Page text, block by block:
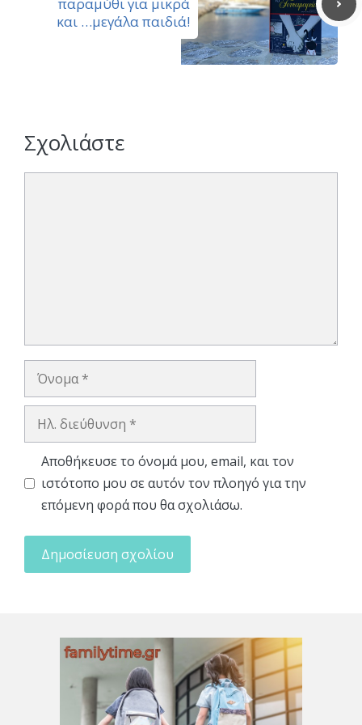
και …μεγάλα παιδιά!
Σχολιάστε
Όνομα
Ηλ.
Αποθήκευσε το όνομά μου, email, και τον
ιστότοπο μου σε αυτόν τον πλοηγό για την
επόμενη φορά που θα σχολιάσω.